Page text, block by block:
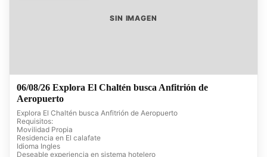
SIN IMAGEN
06/08/26 Explora El Chaltén busca Anfitrión de
Aeropuerto
Explora El Chaltén busca Anfitrión de Aeropuerto
Requisitos:
Movilidad Propia
Residencia en El calafate
Idioma Ingles
Deseable experiencia en sistema hotelero